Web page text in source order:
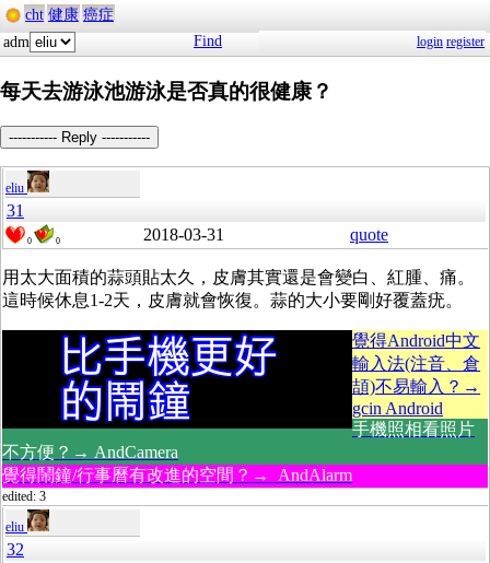
cht 健康 癌症
adm
Find login register
每天去游泳池游泳是否真的很健康？
----------- Reply -----------
eliu
31
0 0 2018-03-31 quote
用太大面積的蒜頭貼太久，皮膚其實還是會變白、紅腫、痛。
這時候休息1-2天，皮膚就會恢復。蒜的大小要剛好覆蓋疣。
覺得Android中文
輸入法(注音、倉
頡)不易輸入？→
gcin Android
手機照相看照片
不方便？→ AndCamera
覺得鬧鐘/行事曆有改進的空間？→ AndAlarm
edited: 3
eliu
32